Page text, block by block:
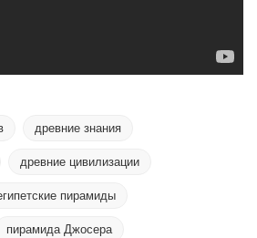
древние знания
древние цивилизации
пирамиды
пирамида Джосера